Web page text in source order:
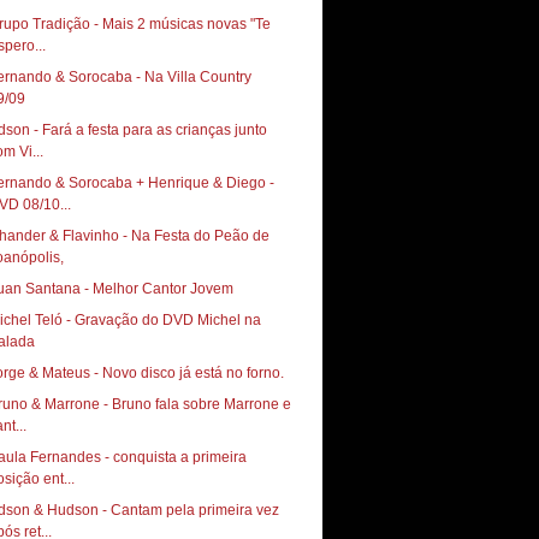
Tradição - Mais 2 músicas novas "Te
& Sorocaba - Na Villa Country
09
- Fará a festa para as crianças junto
Vi...
& Sorocaba + Henrique & Diego -
08/10...
& Flavinho - Na Festa do Peão de
Santana - Melhor Cantor Jovem
Teló - Gravação do DVD Michel na
& Mateus - Novo disco já está no forno.
& Marrone - Bruno fala sobre Marrone e
Fernandes - conquista a primeira
ent...
& Hudson - Cantam pela primeira vez
ret...